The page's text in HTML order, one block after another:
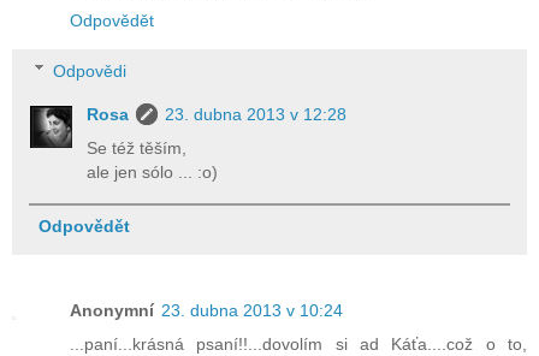
Odpovědět
Odpovědi
Rosa
23. dubna 2013 v 12:28
Se též těším,
ale jen sólo ... :o)
Odpovědět
Anonymní 23. dubna 2013 v 10:24
...paní...krásná psaní!!...dovolím si ad Káťa....což o to,